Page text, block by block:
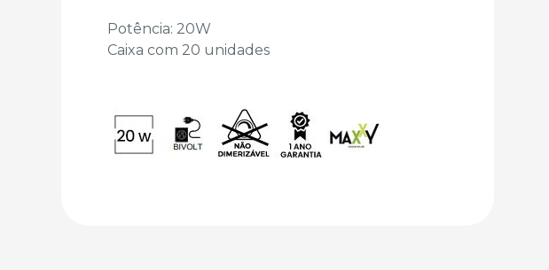
Potência: 20W
Caixa com 20 unidades